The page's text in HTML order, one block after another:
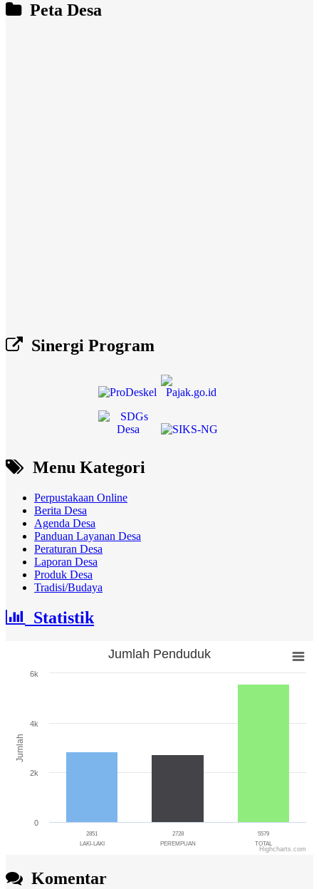
Peta Desa
Sinergi Program
Menu Kategori
Perpustakaan Online
Berita Desa
Agenda Desa
Panduan Layanan Desa
Peraturan Desa
Laporan Desa
Produk Desa
Tradisi/Budaya
Statistik
Jumlah
Jumlah Penduduk
2851
LAKI-LAKI
2728
PEREMPUAN
5579
TOTAL
0
2k
4k
6k
Highcharts.com
Komentar